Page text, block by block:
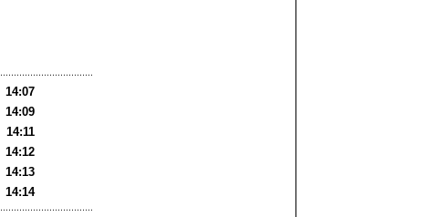
14:07
14:09
14:11
14:12
14:13
14:14